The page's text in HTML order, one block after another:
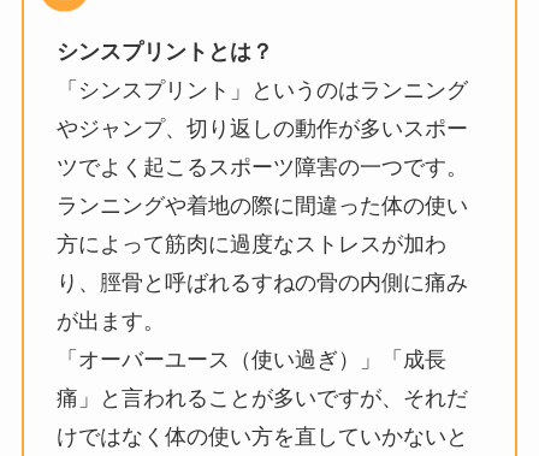
シンスプリントとは？
「シンスプリント」というのはランニング
やジャンプ、切り返しの動作が多いスポー
ツでよく起こるスポーツ障害の一つです。
ランニングや着地の際に間違った体の使い
方によって筋肉に過度なストレスが加わ
り、脛骨と呼ばれるすねの骨の内側に痛み
が出ます。
「オーバーユース（使い過ぎ）」「成長
痛」と言われることが多いですが、それだ
けではなく体の使い方を直していかないと